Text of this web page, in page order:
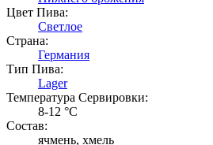
Цвет Пива:
Светлое
Страна:
Германия
Тип Пива:
Lager
Температура Cервировки:
8-12 °С
Состав:
ячмень, хмель